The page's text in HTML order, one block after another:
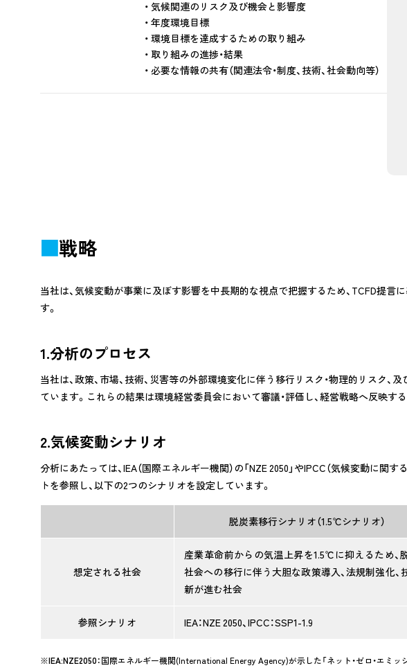
気候関連のリスク及び機会と影響度
年度環境目標
環境目標を達成するための取り組み
取り組みの進捗・結果
必要な情報の共有（関連法令・制度、技術、社会動向等）
戦略
当社は、気候変動が事業に及ぼす影響を中長期的な視点で把握するため、TCFD提
す。
1.分析のプロセス
当社は、政策、市場、技術、災害等の外部環境変化に伴う移行リスク・物理的リスク
ています。これらの結果は環境経営委員会において審議・評価し、経営戦略へ反映す
2.気候変動シナリオ
分析にあたっては、IEA（国際エネルギー機関）の「NZE 2050」やIPCC（気候変動に関
トを参照し、以下の2つのシナリオを設定しています。
脱炭素移行シナリオ（1.5℃シナリオ）
想定される社会
産業革命前からの気温上昇を1.5℃に抑えるため、
社会への移行に伴う大胆な政策導入、法規制強化、
新が進む社会
参照シナリオ IEA：NZE 2050、IPCC：SSP1-1.9
※IEA:NZE2050：国際エネルギー機関(International Energy Agency)が示した「ネット・ゼロ・エミ